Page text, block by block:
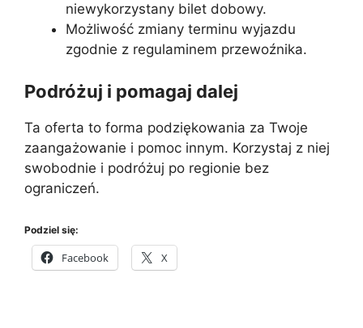
niewykorzystany bilet dobowy.
Możliwość zmiany terminu wyjazdu
zgodnie z regulaminem przewoźnika.
Podróżuj i pomagaj dalej
Ta oferta to forma podziękowania za Twoje
zaangażowanie i pomoc innym. Korzystaj z niej
swobodnie i podróżuj po regionie bez
ograniczeń.
Podziel się:
Facebook X